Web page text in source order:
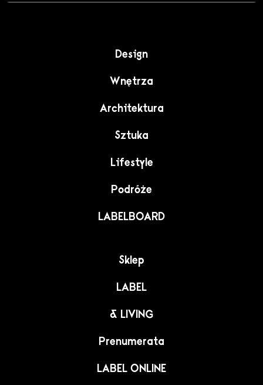
Design
Wnętrza
Architektura
Sztuka
Lifestyle
Podróże
LABELBOARD
Sklep
LABEL
& LIVING
Prenumerata
LABEL ONLINE